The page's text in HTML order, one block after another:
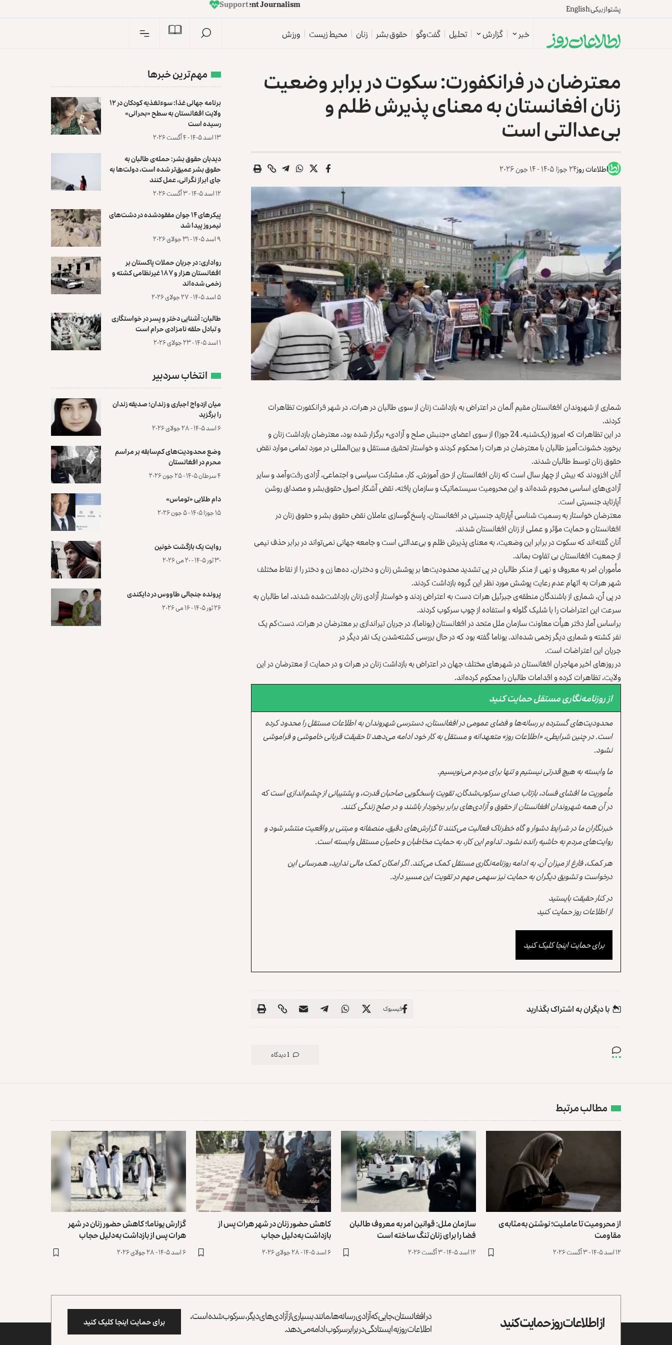
پشتوازبیکیEnglish
m
s
i
l
a
n
r
u
o
J
t
n
e
d
n
e
p
e
d
n
I Support
خبر گزارش تحلیل گفت‌وگو حقوق بشر زنان محیط زیست ورزش
معترضان در فرانکفورت: سکوت در برابر وضعیت
زنان افغانستان به معنای پذیرش ظلم و
بی‌عدالتی است
اطلاعات روز۲۴ جوزا ۱۴۰۵ - ۱۴ جون ۲۰۲۶
شماری از شهروندان افغانستان مقیم آلمان در اعتراض به بازداشت زنان از سوی طالبان در هرات، در شهر فرانکفورت تظاهرات
کردند.
در این تظاهرات که امروز (یک‌شنبه، 24 جوزا) از سوی اعضای «جنبش صلح و آزادی» برگزار شده بود، معترضان بازداشت زنان و
برخورد خشونت‌آمیز طالبان با معترضان در هرات را محکوم کردند و خواستار تحقیق مستقل و بین‌المللی در مورد تمامی موارد نقض
حقوق زنان توسط طالبان شدند.
آنان افزودند که بیش از چهار سال است که زنان افغانستان از حق آموزش، کار، مشارکت سیاسی و اجتماعی، آزادی رفت‌وآمد و سایر
آزادی‌های اساسی محروم شده‌اند و این محرومیت سیستماتیک و سازمان یافته، نقض آشکار اصول حقوق‌بشر و مصداق روشن
آپارتاید جنسیتی است.
معترضان خواستار به رسمیت شناسی آپارتاید جنسیتی در افغانستان، پاسخ‌گوسازی عاملان نقض حقوق بشر و حقوق زنان در
افغانستان و حمایت مؤثر و عملی از زنان افغانستان شدند.
آنان گفته‌اند که سکوت در برابر این وضعیت، به معنای پذیرش ظلم و بی‌عدالتی است و جامعه جهانی نمی‌تواند در برابر حذف نیمی
از جمعیت افغانستان بی تفاوت بماند.
مأموران امر به معروف و نهی از منکر طالبان در پی تشدید محدودیت‌ها بر پوشش زنان و دختران، ده‌ها زن و دختر را از نقاط مختلف
شهر هرات به اتهام عدم رعایت پوشش مورد نظر این گروه بازداشت کردند.
در پی آن، شماری از باشندگان منطقه‌ی جبرئیل هرات دست به اعتراض زدند و خواستار آزادی زنان بازداشت‌شده شدند، اما طالبان به
سرعت این اعتراضات را با شلیک گلوله و استفاده از چوب سرکوب کردند.
براساس آمار دفتر هیأت معاونت سازمان ملل متحد در افغانستان (یوناما)، در جریان تیراندازی بر معترضان در هرات، دست‌کم یک
نفر کشته و شماری دیگر زخمی شده‌اند. یوناما گفته بود که در حال بررسی کشته‌شدن یک نفر دیگر در
جریان این اعتراضات است.
در روزهای اخیر مهاجران افغانستان در شهرهای مختلف جهان در اعتراض به بازداشت زنان در هرات و در حمایت از معترضان در این
ولایت، تظاهرات کرده و اقدامات طالبان را محکوم کرده‌اند.
از روزنامه‌نگاری مستقل حمایت کنید
محدودیت‌های گسترده بر رسانه‌ها و فضای عمومی در افغانستان، دسترسی شهروندان به اطلاعات مستقل را محدود کرده
است. در چنین شرایطی، «اطلاعات روز» متعهدانه و مستقل به کار خود ادامه می‌دهد تا حقیقت قربانی خاموشی و فراموشی
نشود.
ما وابسته به هیچ قدرتی نیستیم و تنها برای مردم می‌نویسیم.
مأموریت ما افشای فساد، بازتاب صدای سرکوب‌شدگان، تقویت پاسخگویی صاحبان قدرت، و پشتیبانی از چشم‌اندازی است که
در آن همه شهروندان افغانستان از حقوق و آزادی‌های برابر برخوردار باشند و در صلح زندگی کنند.
خبرنگاران ما در شرایط دشوار و گاه خطرناک فعالیت می‌کنند تا گزارش‌های دقیق، منصفانه و مبتنی بر واقعیت منتشر شود و
روایت‌های مردم به حاشیه رانده نشود. تداوم این کار، به حمایت مخاطبان و حامیان مستقل وابسته است.
هر کمک، فارغ از میزان آن، به ادامه روزنامه‌نگاری مستقل کمک می‌کند. اگر امکان کمک مالی ندارید، همرسانی این
درخواست و تشویق دیگران به حمایت نیز سهمی مهم در تقویت این مسیر دارد.
در کنار حقیقت بایستید
از اطلاعات روز حمایت کنید
برای حمایت اینجا کلیک کنید
با دیگران به‌‌ اشتراک بگذارید فیسبوک
1 دیدگاه
مهم‌ترین خبرها
برنامه جهانی غذا: سوءتغذیه کودکان در ۱۲
ولایت افغانستان به سطح «بحرانی»
رسیده است
۱۳ اسد ۱۴۰۵ - ۴ آگست ۲۰۲۶
دیدبان حقوق بشر: حمله‌ی طالبان به
حقوق بشر عمیق‌تر شده است، دولت‌ها به
جای ابراز نگرانی، عمل کنند
۱۲ اسد ۱۴۰۵ - ۳ آگست ۲۰۲۶
پیکرهای ۱۴ جوان مفقودشده در دشت‌های
نیمروز پیدا شد
۹ اسد ۱۴۰۵ - ۳۱ جولای ۲۰۲۶
رواداری: در جریان حملات پاکستان بر
افغانستان هزار و ۱۸۷ غیرنظامی کشته و
زخمی شده‌اند
۵ اسد ۱۴۰۵ - ۲۷ جولای ۲۰۲۶
طالبان: آشنایی دختر و پسر در خواستگاری
و تبادل حلقه نامزادی حرام است
۱ اسد ۱۴۰۵ - ۲۳ جولای ۲۰۲۶
انتخاب سردبیر
میان ازدواج اجباری و زندان؛ صدیقه زندان
را برگزید
۶ اسد ۱۴۰۵ - ۲۸ جولای ۲۰۲۶
وضع محدودیت‌های کم‌سابقه بر مراسم
محرم در افغانستان
۴ سرطان ۱۴۰۵ - ۲۵ جون ۲۰۲۶
دام طلایی «توماس»
۱۵ جوزا ۱۴۰۵ - ۵ جون ۲۰۲۶
روایت یک بازگشت خونین
۳۰ ثور ۱۴۰۵ - ۲۰ می ۲۰۲۶
پرونده‌ جنجالی طاووس در دایکندی
۲۶ ثور ۱۴۰۵ - ۱۶ می ۲۰۲۶
مطالب مرتبط
از محرومیت تا عاملیت؛ نوشتن به‌مثابه‌ی
مقاومت
۱۲ اسد ۱۴۰۵ - ۳ آگست ۲۰۲۶
سازمان ملل: قوانین امر به معروف طالبان
فضا را برای زنان تنگ ساخته است
۱۲ اسد ۱۴۰۵ - ۳ آگست ۲۰۲۶
کاهش حضور زنان در شهر هرات پس از
بازداشت به‌دلیل ‏حجاب
۶ اسد ۱۴۰۵ - ۲۸ جولای ۲۰۲۶
گزارش یوناما؛ کاهش حضور زنان در شهر
هرات پس از بازداشت به‌دلیل ‏حجاب
۶ اسد ۱۴۰۵ - ۲۸ جولای ۲۰۲۶
از اطلاعات روز حمایت کنید در افغانستان، جایی که آزادی رسانه‌ها، مانند بسیاری از آزادی‌های دیگر، سرکوب شده است،
اطلاعات روز به ایستادگی در برابر سرکوب ادامه می‌دهد. برای حمایت اینجا کلیک کنید